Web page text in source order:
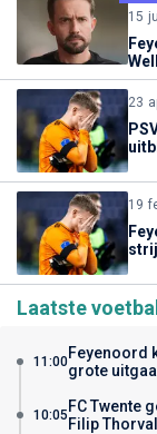
15
23
19
Laatste
11:00Feyenoord
grote
10:05 FC Twente
Filip